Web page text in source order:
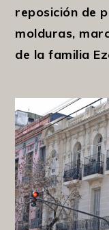
reposición de
molduras,
de la familia